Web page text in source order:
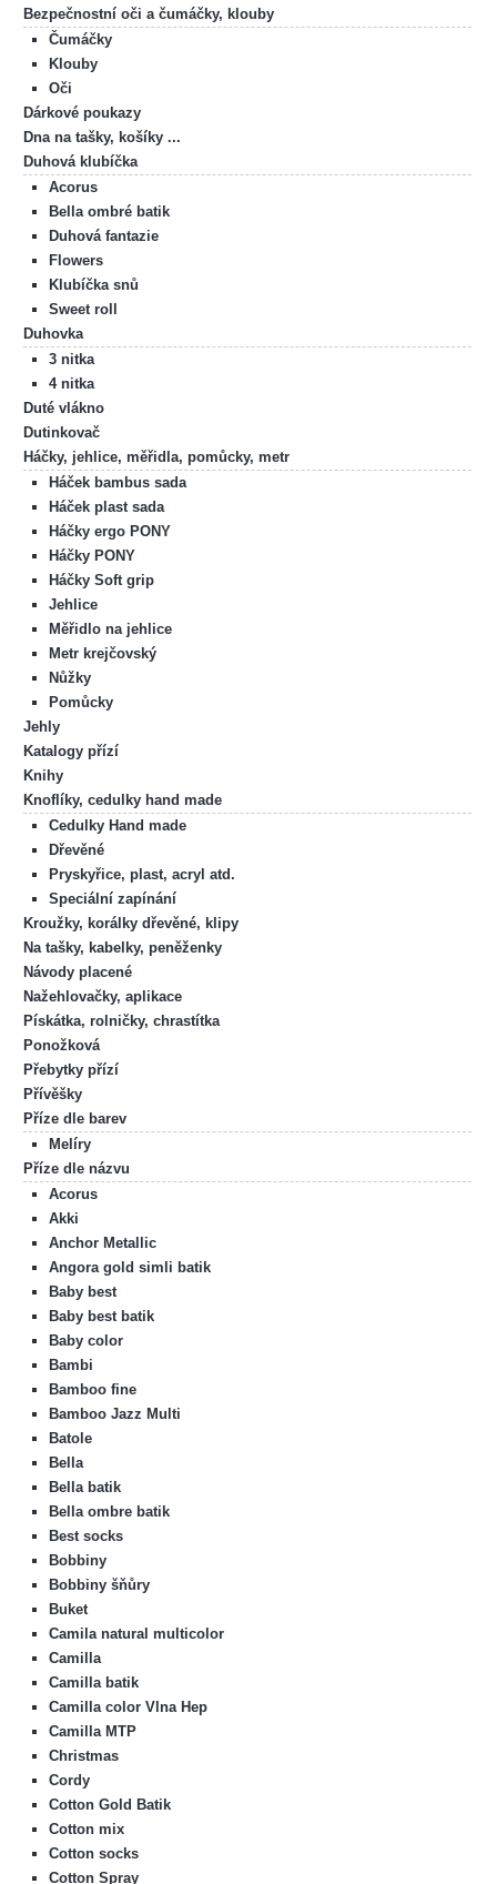
Bezpečnostní oči a čumáčky, klouby
Čumáčky
Klouby
Oči
Dárkové poukazy
Dna na tašky, košíky ...
Duhová klubíčka
Acorus
Bella ombré batik
Duhová fantazie
Flowers
Klubíčka snů
Sweet roll
Duhovka
3 nitka
4 nitka
Duté vlákno
Dutinkovač
Háčky, jehlice, měřidla, pomůcky, metr
Háček bambus sada
Háček plast sada
Háčky ergo PONY
Háčky PONY
Háčky Soft grip
Jehlice
Měřidlo na jehlice
Metr krejčovský
Nůžky
Pomůcky
Jehly
Katalogy přízí
Knihy
Knoflíky, cedulky hand made
Cedulky Hand made
Dřevěné
Pryskyřice, plast, acryl atd.
Speciální zapínání
Kroužky, korálky dřevěné, klipy
Na tašky, kabelky, peněženky
Návody placené
Nažehlovačky, aplikace
Pískátka, rolničky, chrastítka
Ponožková
Přebytky přízí
Přívěšky
Příze dle barev
Melíry
Příze dle názvu
Acorus
Akki
Anchor Metallic
Angora gold simli batik
Baby best
Baby best batik
Baby color
Bambi
Bamboo fine
Bamboo Jazz Multi
Batole
Bella
Bella batik
Bella ombre batik
Best socks
Bobbiny
Bobbiny šňůry
Buket
Camila natural multicolor
Camilla
Camilla batik
Camilla color Vlna Hep
Camilla MTP
Christmas
Cordy
Cotton Gold Batik
Cotton mix
Cotton socks
Cotton Spray